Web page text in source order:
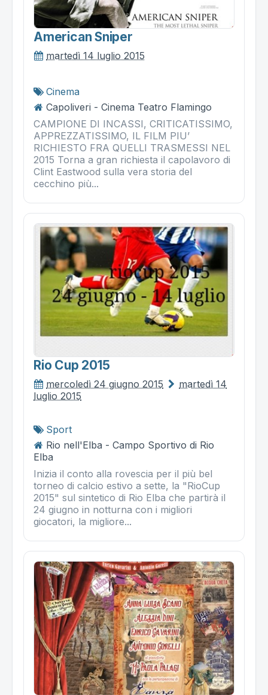
American Sniper
martedì 14 luglio 2015
Cinema
Capoliveri - Cinema Teatro Flamingo
CAMPIONE DI INCASSI, CRITICATISSIMO,
APPREZZATISSIMO, IL FILM PIU’
RICHIESTO FRA QUELLI TRASMESSI NEL
2015 Torna a gran richiesta il capolavoro di
Clint Eastwood sulla vera storia del
cecchino più...
Rio Cup 2015
mercoledì 24 giugno 2015
martedì 14
luglio 2015
Sport
Rio nell'Elba - Campo Sportivo di Rio
Elba
Inizia il conto alla rovescia per il più bel
torneo di calcio estivo a sette, la "RioCup
2015" sul sintetico di Rio Elba che partirà il
24 giugno in notturna con i migliori
giocatori, la migliore...